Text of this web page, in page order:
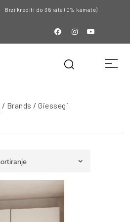
Brzi krediti do 36 rata (0% kamate)
/ Brands / Giessegi